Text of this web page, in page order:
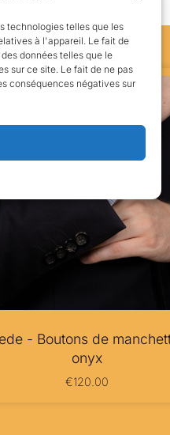
technologies telles que les
à l'appareil. Le fait de
données telles que le
sur ce site. Le fait de ne pas
conséquences négatives sur
- Boutons de
onyx
€120.00